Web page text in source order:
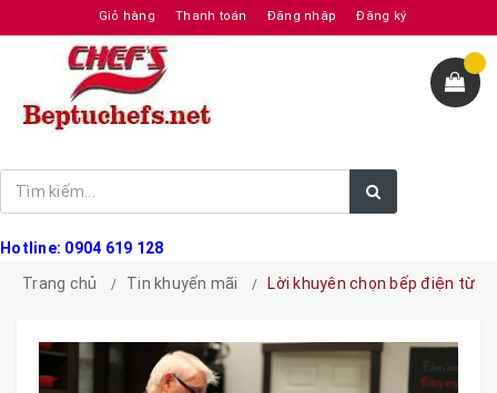
Giỏ hàng Thanh toán Đăng nhập Đăng ký
Hotline: 0904 619 128
Trang chủ
Tin khuyến mãi Lời khuyên chọn bếp điện từ